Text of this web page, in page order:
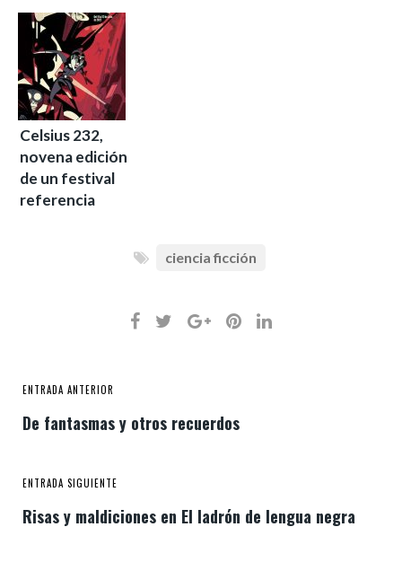
Celsius 232,
novena edición
de un festival
referencia
ciencia ficción
ENTRADA ANTERIOR
De fantasmas y otros recuerdos
ENTRADA SIGUIENTE
Risas y maldiciones en El ladrón de lengua negra